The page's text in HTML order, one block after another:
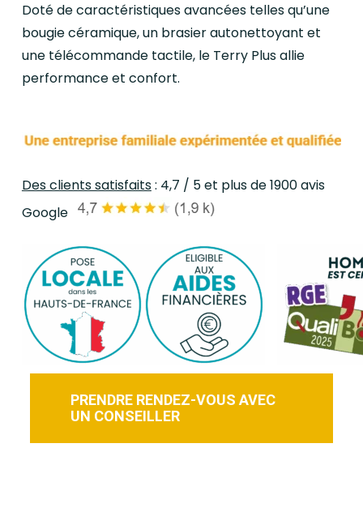
Doté de caractéristiques avancées telles qu’une
bougie céramique, un brasier autonettoyant et
une télécommande tactile, le Terry Plus allie
performance et confort.
Des clients satisfaits: 4,7 / 5 et plus de 1900 avis
Google
PRENDRE RENDEZ-VOUS AVEC
UN CONSEILLER